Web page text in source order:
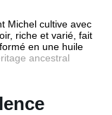
Michel cultive avec
riche et varié, fait
en une huile
ancestral